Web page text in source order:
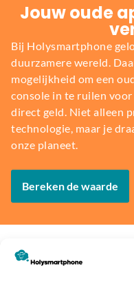
Jouw oude
Bij Holysmartphone
duurzamere wereld.
mogelijkheid om een
console in te ruilen
direct geld. Niet alleen
technologie, maar je
onze planeet.
Bereken de waarde